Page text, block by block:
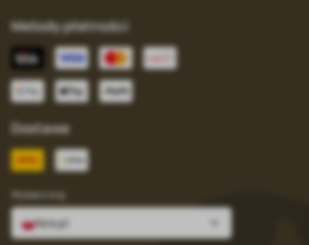
Metody płatności
Dostawa
Wybierz kraj
fera.pl